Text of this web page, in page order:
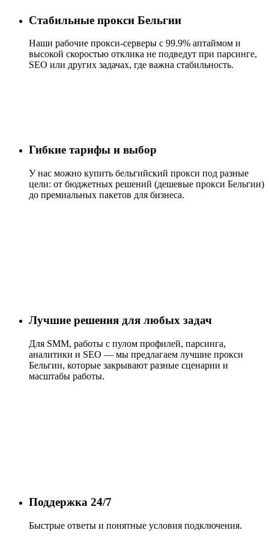
Стабильные прокси Бельгии
Наши рабочие прокси-серверы с 99.9% аптаймом и
высокой скоростью отклика не подведут при парсинге,
SEO или других задачах, где важна стабильность.
Гибкие тарифы и выбор
У нас можно купить бельгийский прокси под разные
цели: от бюджетных решений (дешевые прокси Бельгии)
до премиальных пакетов для бизнеса.
Лучшие решения для любых задач
Для SMM, работы с пулом профилей, парсинга,
аналитики и SEO — мы предлагаем лучшие прокси
Бельгии, которые закрывают разные сценарии и
масштабы работы.
Поддержка 24/7
Быстрые ответы и понятные условия подключения.